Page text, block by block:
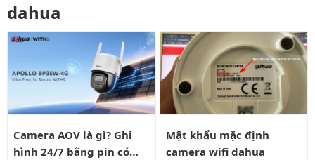
dahua
Camera AOV là gì? Ghi hình 24/7 bằng pin có liên tục?
Camera AOV là gì? Ghi
hình 24/7 bằng pin có
Mật khẩu mặc định camera
Mật khẩu mặc định
camera wifi dahua